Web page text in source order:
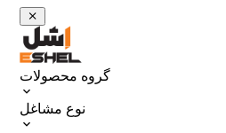
گروه محصولات
نوع مشاغل